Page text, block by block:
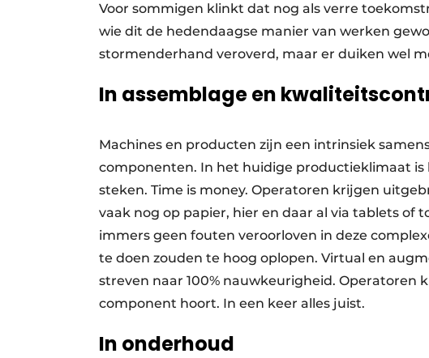
Voor sommigen klinkt dat nog als verre
wie dit de hedendaagse manier van werken
stormenderhand veroverd, maar er duiken wel
In assemblage en
Machines en producten zijn een intrinsiek
componenten. In het huidige productie­klimaat is
steken. Time is money. Operatoren krijgen
vaak nog op papier, hier en daar al via tablets of
immers geen fouten veroorloven in deze
te doen zouden te hoog oplopen. Virtual en
streven naar 100% nauwkeurigheid. Operatoren
component hoort. In een keer alles juist.
In onderhoud